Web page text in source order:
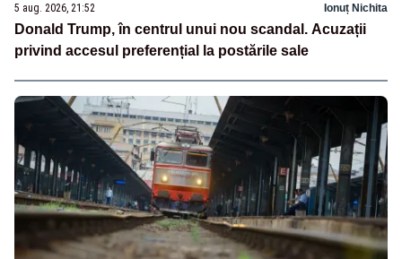
5 aug. 2026, 21:52 Ionuț Nichita
Donald Trump, în centrul unui nou scandal. Acuzații
privind accesul preferențial la postările sale